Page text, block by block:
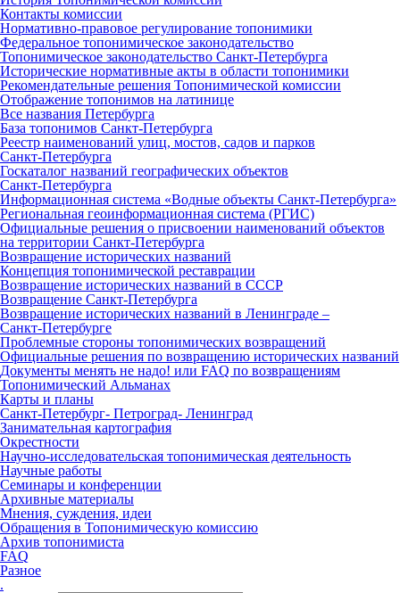
Контакты комиссии
Нормативно‑правовое регулирование топонимики
Федеральное топонимическое законодательство
Топонимическое законодательство Санкт‑Петербурга
Исторические нормативные акты в области топонимики
Рекомендательные решения Топонимической комиссии
Отображение топонимов на латинице
Все названия Петербурга
База топонимов Санкт‑Петербурга
Реестр наименований улиц, мостов, садов и парков
Санкт‑Петербурга
Госкаталог названий географических объектов
Санкт‑Петербурга
Информационная система «Водные объекты Санкт‑Петербурга»
Региональная геоинформационная система (РГИС)
Официальные решения о присвоении наименований объектов
на территории Санкт‑Петербурга
Возвращение исторических названий
Концепция топонимической реставрации
Возвращение исторических названий в СССР
Возвращение Санкт‑Петербурга
Возвращение исторических названий в Ленинграде –
Санкт‑Петербурге
Проблемные стороны топонимических возвращений
Официальные решения по возвращению исторических названий
Документы менять не надо! или FAQ по возвращениям
Топонимический Альманах
Карты и планы
Санкт‑Петербург‑ Петроград‑ Ленинград
Занимательная картография
Окрестности
Научно‑исследовательская топонимическая деятельность
Научные работы
Семинары и конференции
Архивные материалы
Мнения, суждения, идеи
Обращения в Топонимическую комиссию
Архив топонимиста
FAQ
Разное
.